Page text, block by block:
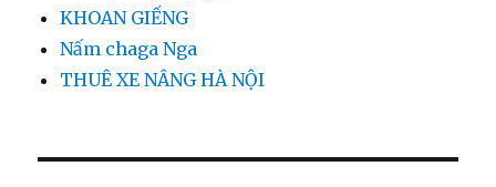
KHOAN GIẾNG
Nấm chaga Nga
THUÊ XE NÂNG HÀ NỘI